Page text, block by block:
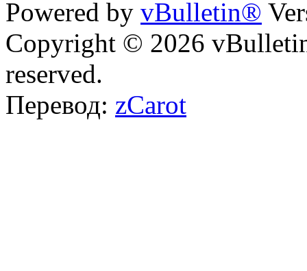
Powered by vBulletin®
Copyright © 2026
reserved.
Перевод: zCarot